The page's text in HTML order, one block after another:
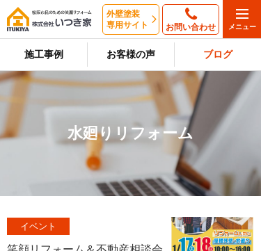
外壁塗装
専用サイト
お問い合わせ
施工事例 お客様の声 ブログ
水廻りリフォーム
イベント